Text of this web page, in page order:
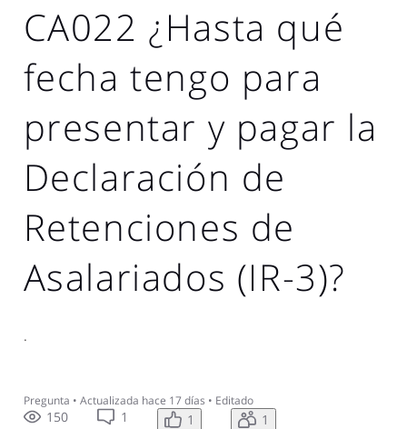
CA022 ¿Hasta qué
fecha tengo para
presentar y pagar la
Declaración de
Retenciones de
Asalariados (IR-3)?
.
Pregunta • Actualizada hace 17 días • Editado
150 1 1 1